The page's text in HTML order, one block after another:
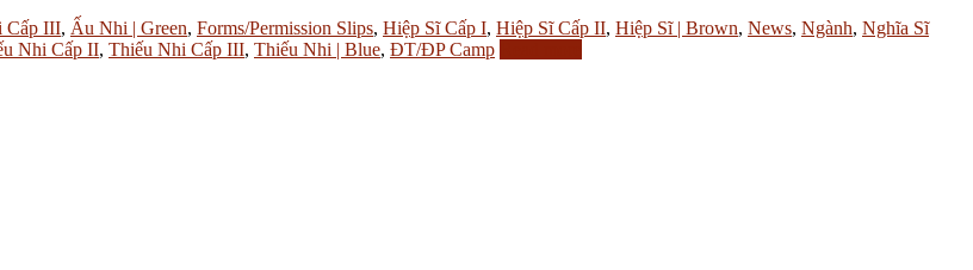
Cấp III, Ấu Nhi | Green, Forms/Permission Slips, Hiệp Sĩ Cấp I, Hiệp Sĩ Cấp II, Hiệp Sĩ | Brown, News, Ngành, Nghĩa Sĩ
Nhi Cấp II, Thiếu Nhi Cấp III, Thiếu Nhi | Blue, ĐT/ĐP Camp